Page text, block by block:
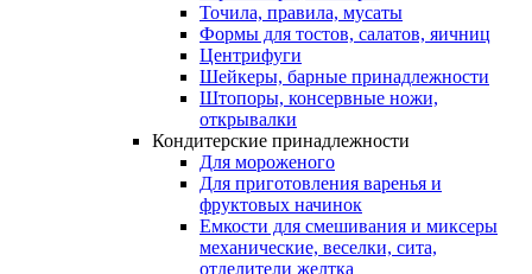
Точила, правила, мусаты
Формы для тостов, салатов, яичниц
Центрифуги
Шейкеры, барные принадлежности
Штопоры, консервные ножи,
открывалки
Кондитерские принадлежности
Для мороженого
Для приготовления варенья и
фруктовых начинок
Емкости для смешивания и миксеры
механические, веселки, сита,
отделители желтка